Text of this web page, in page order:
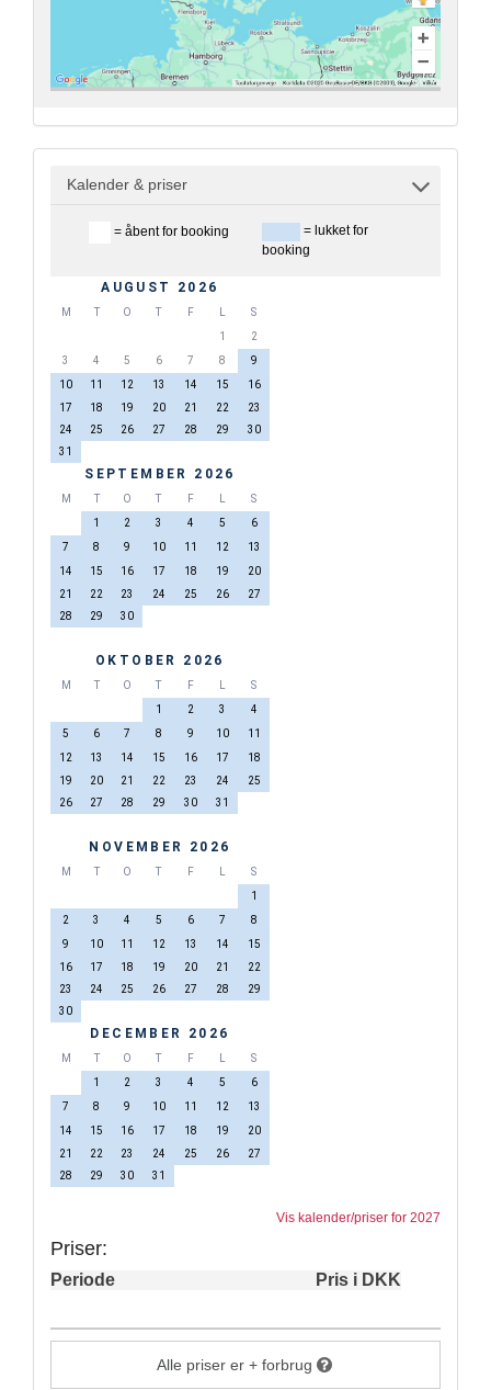
Kalender & priser
= åbent for booking
= lukket for
booking
AUGUST 2026
M T O T F
S
1
2
3
4 5 6 7 8
9
10
11 12 13 14 15
16
17
18 19 20 21 22
23
24
25 26 27 28 29
30
31
SEPTEMBER 2026
M T O T F
S
1
2 3 4 5
6
7
8 9 10 11 12
13
14
15 16 17 18 19
20
21
22 23 24 25 26
27
28
29 30
OKTOBER 2026
M T O T F
S
1
2 3
4
5
6 7 8 9 10
11
12
13 14 15 16 17
18
19
20 21 22 23 24
25
26
27 28 29 30 31
NOVEMBER 2026
M T O T F
S
1
2
3 4 5 6 7
8
9
10 11 12 13 14
15
16
17 18 19 20 21
22
23
24 25 26 27 28
29
30
DECEMBER 2026
M T O T F
S
1
2 3 4 5
6
7
8 9 10 11 12
13
14
15 16 17 18 19
20
21
22 23 24 25 26
27
28
29 30 31
Vis kalender/priser for 2027
Priser:
Periode Pris i DKK
Alle priser er + forbrug